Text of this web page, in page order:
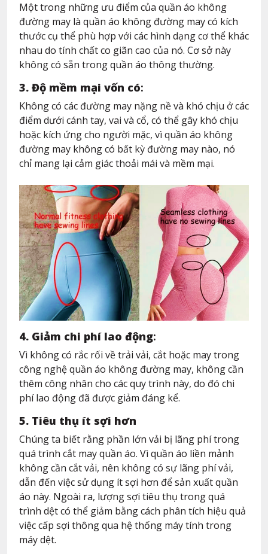
Một trong những ưu điểm của quần áo không
đường may là quần áo không đường may có kích
thước cụ thể phù hợp với các hình dạng cơ thể khác
nhau do tính chất co giãn cao của nó. Cơ sở này
không có sẵn trong quần áo thông thường.
3. Độ mềm mại vốn có:
Không có các đường may nặng nề và khó chịu ở các
điểm dưới cánh tay, vai và cổ, có thể gây khó chịu
hoặc kích ứng cho người mặc, vì quần áo không
đường may không có bất kỳ đường may nào, nó
chỉ mang lại cảm giác thoải mái và mềm mại.
4. Giảm chi phí lao động:
Vì không có rắc rối về trải vải, cắt hoặc may trong
công nghệ quần áo không đường may, không cần
thêm công nhân cho các quy trình này, do đó chi
phí lao động đã được giảm đáng kể.
5. Tiêu thụ ít sợi hơn
Chúng ta biết rằng phần lớn vải bị lãng phí trong
quá trình cắt may quần áo. Vì quần áo liền mảnh
không cần cắt vải, nên không có sự lãng phí vải,
dẫn đến việc sử dụng ít sợi hơn để sản xuất quần
áo này. Ngoài ra, lượng sợi tiêu thụ trong quá
trình dệt có thể giảm bằng cách phân tích hiệu quả
việc cấp sợi thông qua hệ thống máy tính trong
máy dệt.